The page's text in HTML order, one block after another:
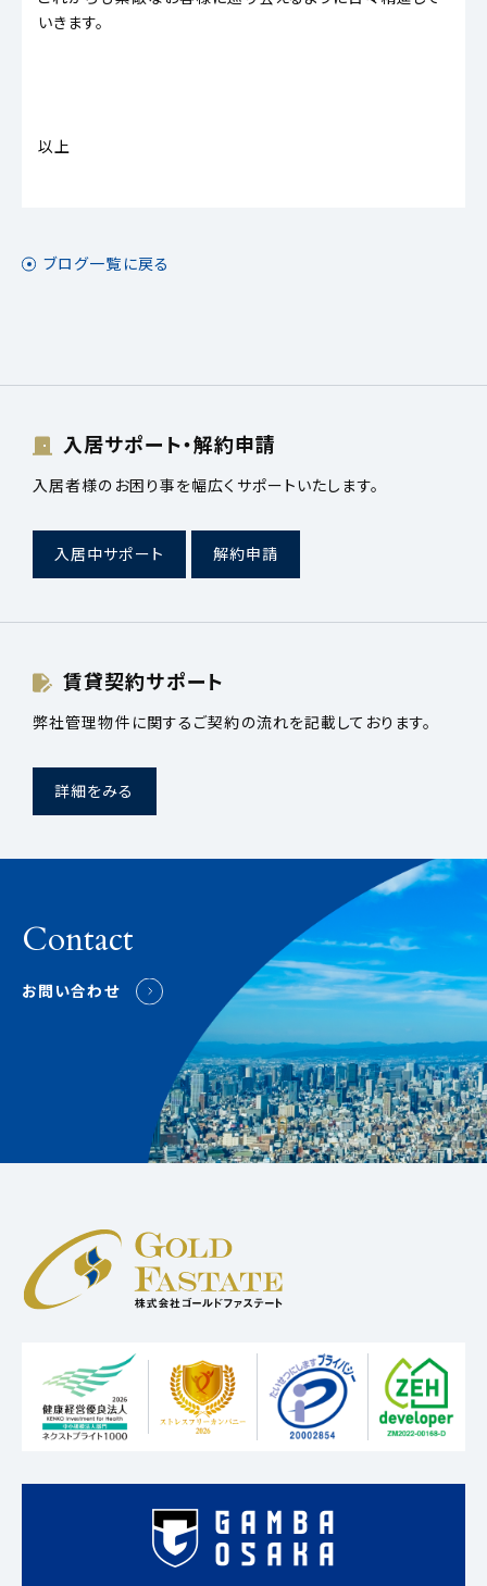
いきます。
以上
ブログ一覧に戻る
入居サポート・解約申請
入居者様のお困り事を幅広くサポートいたします。
入居中サポート 解約申請
賃貸契約サポート
弊社管理物件に関するご契約の流れを記載しております。
詳細をみる
Contact
お問い合わせ